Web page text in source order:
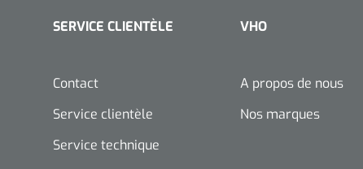
SERVICE CLIENTÈLE
Contact
Service clientèle
Service technique
VHO
A propos de nous
Nos marques